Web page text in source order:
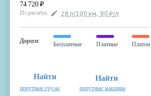
74 720 ₽
Из расчёта: 28 л/100 км, 80 ₽/л
Дороги:
Бесплатные Платные Платон
Найти
попутные грузы
Найти
попутные машины